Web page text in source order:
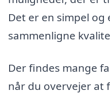
Det er en simpel
sammenligne
Der findes mange
når du overvejer at